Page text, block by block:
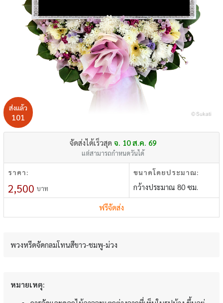
ส่งแล้ว
101
จัดส่งได้เร็วสุด จ. 10 ส.ค. 69
แต่สามารถกำหนดวันได้
ราคา:
2,500 บาท
ขนาดโดยประมาณ:
กว้างประมาณ 80 ซม.
ฟรีจัดส่ง
พวงหรีดจัดกลมโทนสีขาว-ชมพู-ม่วง
หมายเหตุ: